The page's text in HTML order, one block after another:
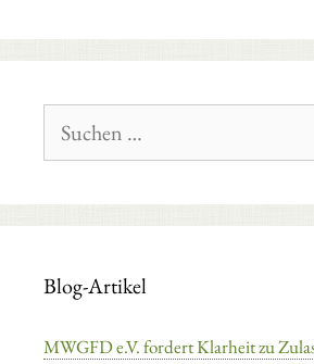
nach:
Blog-Artikel
MWGFD e.V. fordert Klarheit zu